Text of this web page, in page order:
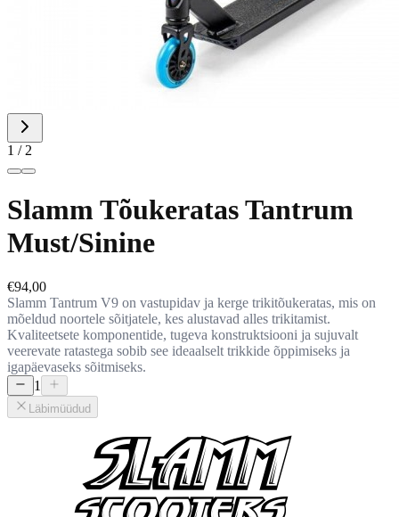
1 / 2
Slamm Tõukeratas Tantrum
Must/Sinine
€94,00
Slamm Tantrum V9 on vastupidav ja kerge trikitõukeratas, mis on
mõeldud noortele sõitjatele, kes alustavad alles trikitamist.
Kvaliteetsete komponentide, tugeva konstruktsiooni ja sujuvalt
veerevate ratastega sobib see ideaalselt trikkide õppimiseks ja
igapäevaseks sõitmiseks.
1
Läbimüüdud